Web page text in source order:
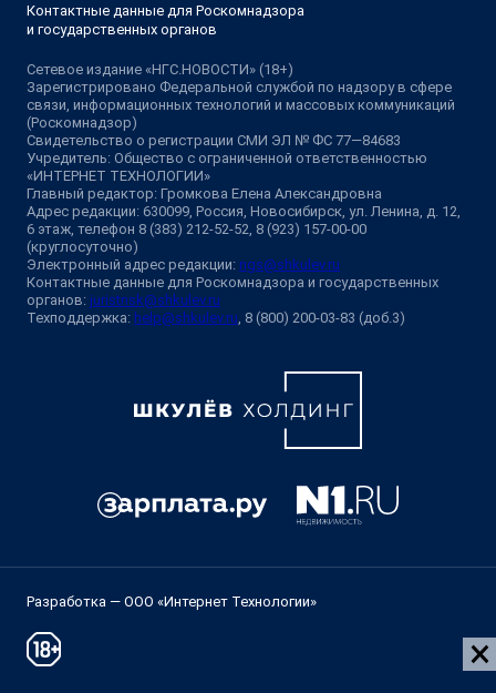
Контактные данные для Роскомнадзора
и государственных органов
Сетевое издание «НГС.НОВОСТИ» (18+)
Зарегистрировано Федеральной службой по надзору в сфере
связи, информационных технологий и массовых коммуникаций
(Роскомнадзор)
Свидетельство о регистрации СМИ ЭЛ № ФС 77—84683
Учредитель: Общество с ограниченной ответственностью
«ИНТЕРНЕТ ТЕХНОЛОГИИ»
Главный редактор: Громкова Елена Александровна
Адрес редакции: 630099, Россия, Новосибирск, ул. Ленина, д. 12,
6 этаж, телефон 8 (383) 212-52-52, 8 (923) 157-00-00
(круглосуточно)
Электронный адрес редакции: ngs@shkulev.ru
Контактные данные для Роскомнадзора и государственных
органов: juristnsk@shkulev.ru
Техподдержка: help@shkulev.ru , 8 (800) 200-03-83 (доб.3)
Разработка — ООО «Интернет Технологии»